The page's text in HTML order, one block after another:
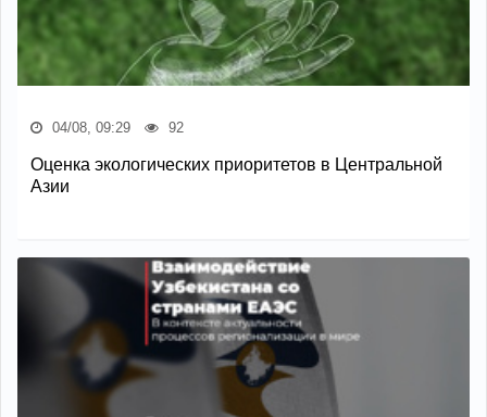
04/08, 09:29 92
Оценка экологических приоритетов в Центральной
Азии